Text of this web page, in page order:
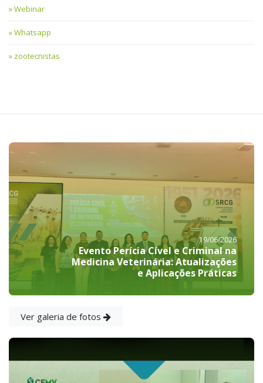
Webinar
Whatsapp
zootecnistas
19/06/2026
Evento Perícia Cível e Criminal na
Medicina Veterinária: Atualizações
e Aplicações Práticas
Ver galeria de fotos